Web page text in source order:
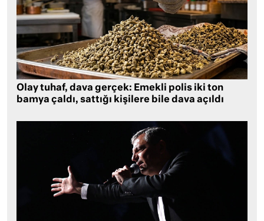
Olay tuhaf, dava gerçek: Emekli polis iki ton
bamya çaldı, sattığı kişilere bile dava açıldı